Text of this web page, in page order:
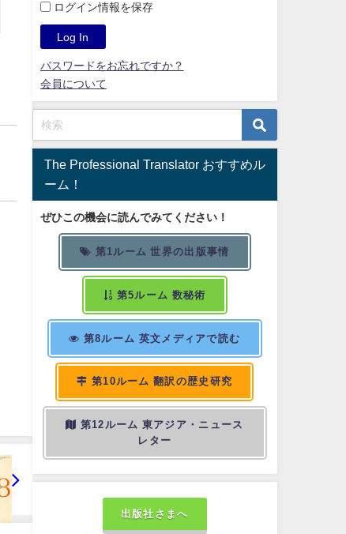
ログイン情報を保存
パスワードをお忘れですか？
会員について
The Professional Translator おすすめル
ーム！
ぜひこの機会に読んでみてください！
第1ルーム 世界の出版事情
第5ルーム 数秘術
第8ルーム 英文メディアで読む
第10ルーム 翻訳の歴史研究
第12ルーム 東アジア・ニュース
レター
出版社さまへ